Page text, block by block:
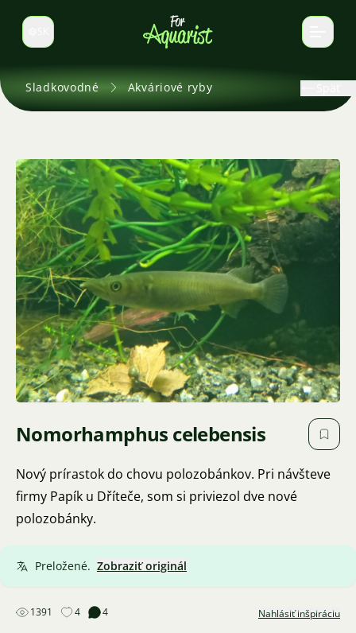
Prepnúť jazyk
Sladkovodné Akváriové ryby
Nomorhamphus celebensis
Nový prírastok do chovu polozobánkov. Pri návšteve
firmy Papík u Dříteče, som si priviezol dve nové
polozobánky.
Preložené. Zobraziť originál
1391 4 4 Nahlásiť inšpiráciu